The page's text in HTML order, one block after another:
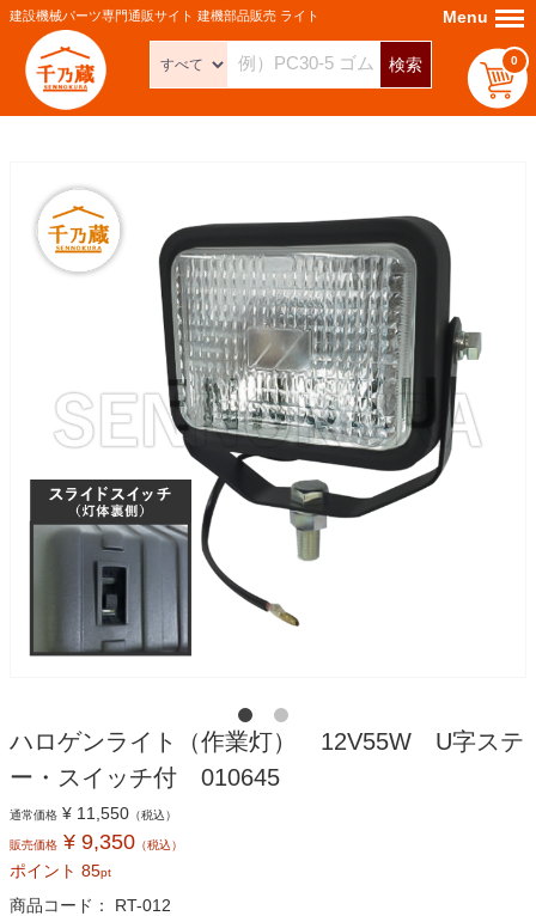
建設機械パーツ専門通販サイト 建機部品販売 ライト
検索 0
Menu Menu
ハロゲンライト（作業灯） 12V55W U字ステ
ー・スイッチ付 010645
通常価格 ¥ 11,550 （税込）
販売価格 ¥ 9,350 （税込）
ポイント 85pt
商品コード： RT-012